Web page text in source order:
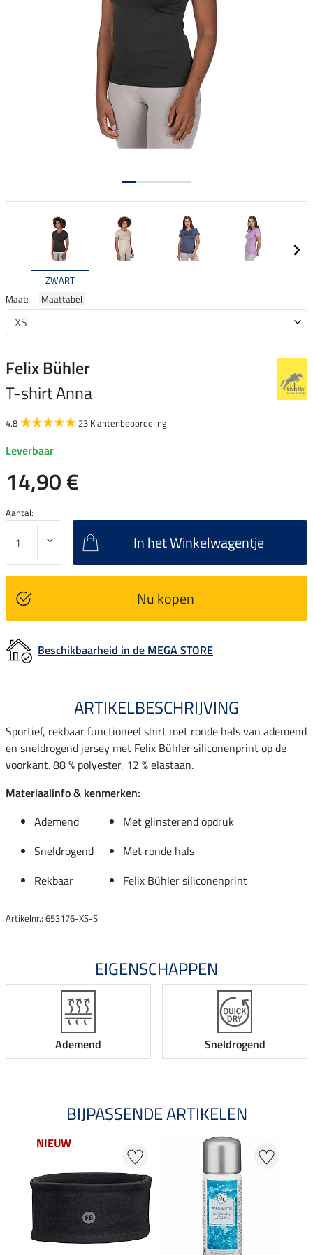
ZWART
Maat: | Maattabel
Felix Bühler
T-shirt Anna
4.8 23 Klantenbeoordeling
Leverbaar
14,90 €
Aantal:
In het Winkelwagentje
Nu kopen
Beschikbaarheid in de MEGA STORE
ARTIKELBESCHRIJVING
Sportief, rekbaar functioneel shirt met ronde hals van ademend
en sneldrogend jersey met Felix Bühler siliconenprint op de
voorkant. 88 % polyester, 12 % elastaan.
Materiaalinfo & kenmerken:
Ademend
Met glinsterend opdruk
Sneldrogend
Met ronde hals
Rekbaar
Felix Bühler siliconenprint
Artikelnr.: 653176-XS-S
EIGENSCHAPPEN
Ademend Sneldrogend
BIJPASSENDE ARTIKELEN
NIEUW